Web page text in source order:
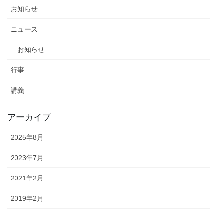
お知らせ
ニュース
お知らせ
行事
講義
アーカイブ
2025年8月
2023年7月
2021年2月
2019年2月